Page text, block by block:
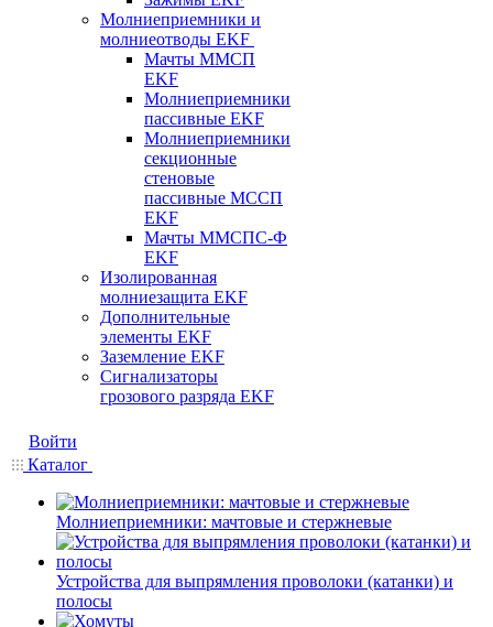
Молниеприемники и
молниеотводы EKF
Мачты ММСП
EKF
Молниеприемники
пассивные EKF
Молниеприемники
секционные
стеновые
пассивные МССП
EKF
Мачты ММСПС-Ф
EKF
Изолированная
молниезащита EKF
Дополнительные
элементы EKF
Заземление EKF
Сигнализаторы
грозового разряда EKF
Войти
Каталог
Молниеприемники: мачтовые и стержневые
Устройства для выпрямления проволоки (катанки) и
полосы